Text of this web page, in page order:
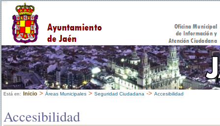
Está en: Inicio > Áreas Municipales > Seguridad Ciudadana -> Accesibilidad
Accesibilidad